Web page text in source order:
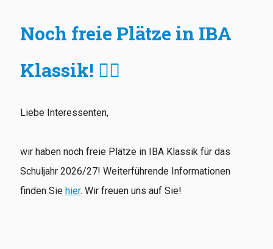
Noch freie Plätze in IBA
Klassik! ✍🏻
Liebe Interessenten,
wir haben noch freie Plätze in IBA Klassik für das
Schuljahr 2026/27! Weiterführende Informationen
finden Sie hier. Wir freuen uns auf Sie!